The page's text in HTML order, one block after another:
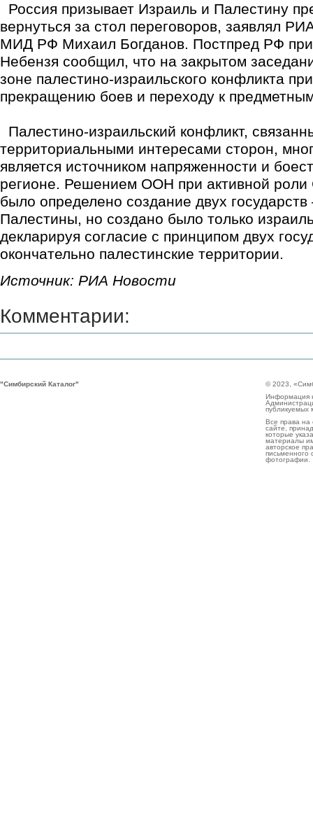
Россия призывает Израиль и Палестину
вернуться за стол переговоров, заявлял
МИД РФ Михаил Богданов. Постпред РФ
Небензя сообщил, что на закрытом
зоне палестино-израильского конфликта
прекращению боев и переходу к
Палестино-израильский конфликт,
территориальными интересами сторон,
является источником напряженности и
регионе. Решением ООН при активной
было определено создание двух
Палестины, но создано было только
декларируя согласие с принципом двух
окончательно палестинские территории.
Источник: РИА Новости
Комментарии:
"Симбирский Каталог"
© 2023,
Информация
публикуемых
Все права
сайте,
которые
материалы
авторское
письменного
фотографии.